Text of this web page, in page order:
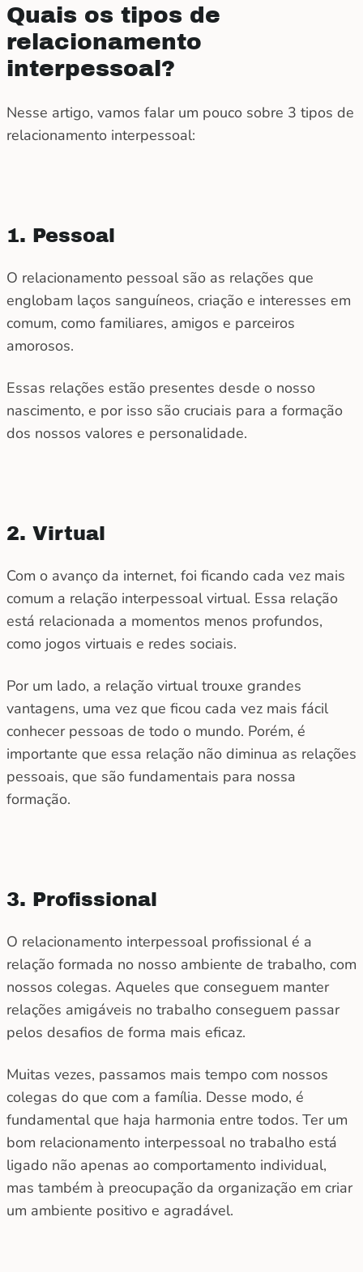
Quais os tipos de
relacionamento
interpessoal?
Nesse artigo, vamos falar um pouco sobre 3 tipos de
relacionamento interpessoal:
1. Pessoal
O relacionamento pessoal são as relações que
englobam laços sanguíneos, criação e interesses em
comum, como familiares, amigos e parceiros
amorosos.
Essas relações estão presentes desde o nosso
nascimento, e por isso são cruciais para a formação
dos nossos valores e personalidade.
2. Virtual
Com o avanço da internet, foi ficando cada vez mais
comum a relação interpessoal virtual. Essa relação
está relacionada a momentos menos profundos,
como jogos virtuais e redes sociais.
Por um lado, a relação virtual trouxe grandes
vantagens, uma vez que ficou cada vez mais fácil
conhecer pessoas de todo o mundo. Porém, é
importante que essa relação não diminua as relações
pessoais, que são fundamentais para nossa
formação.
3. Profissional
O relacionamento interpessoal profissional é a
relação formada no nosso ambiente de trabalho, com
nossos colegas. Aqueles que conseguem manter
relações amigáveis no trabalho conseguem passar
pelos desafios de forma mais eficaz.
Muitas vezes, passamos mais tempo com nossos
colegas do que com a família. Desse modo, é
fundamental que haja harmonia entre todos. Ter um
bom relacionamento interpessoal no trabalho está
ligado não apenas ao comportamento individual,
mas também à preocupação da organização em criar
um ambiente positivo e agradável.